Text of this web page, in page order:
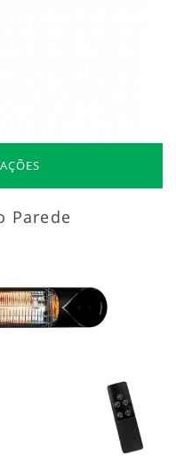
Parede